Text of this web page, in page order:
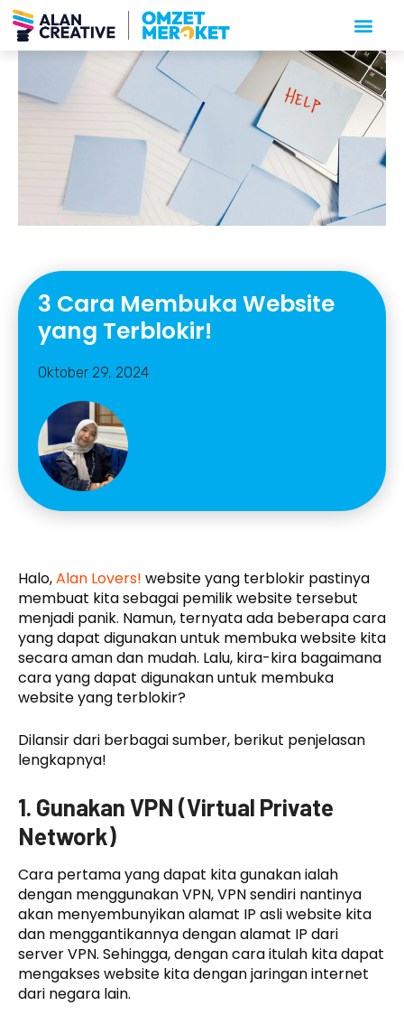
⁠3 Cara Membuka Website
yang Terblokir!
Oktober 29, 2024
Halo,Alan Lovers! website yang terblokir pastinya
membuat kita sebagai pemilik website tersebut
menjadi panik. Namun, ternyata ada beberapa cara
yang dapat digunakan untuk membuka website kita
secara aman dan mudah. Lalu, kira-kira bagaimana
cara yang dapat digunakan untuk membuka
website yang terblokir?
Dilansir dari berbagai sumber, berikut penjelasan
lengkapnya!
1. Gunakan VPN (Virtual Private
Network)
Cara pertama yang dapat kita gunakan ialah
dengan menggunakan VPN, VPN sendiri nantinya
akan menyembunyikan alamat IP asli website kita
dan menggantikannya dengan alamat IP dari
server VPN. Sehingga, dengan cara itulah kita dapat
mengakses website kita dengan jaringan internet
dari negara lain.